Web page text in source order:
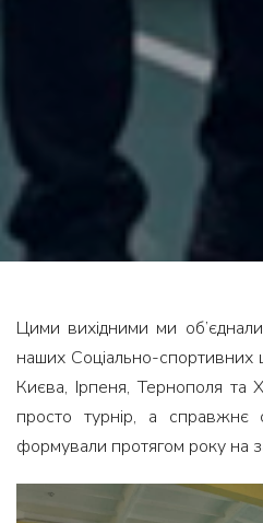
Цими вихідними ми
наших Соціально-
Києва, Ірпеня, Тернополя
просто турнір, а справжнє
формували протягом року на